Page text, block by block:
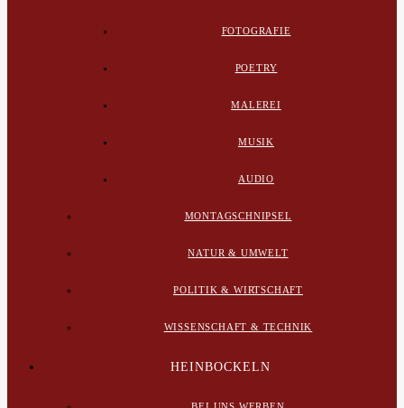
FOTOGRAFIE
POETRY
MALEREI
MUSIK
AUDIO
MONTAGSCHNIPSEL
NATUR & UMWELT
POLITIK & WIRTSCHAFT
WISSENSCHAFT & TECHNIK
HEINBOCKELN